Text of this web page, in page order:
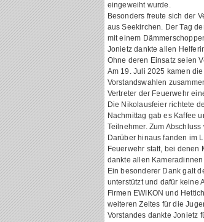
eingeweiht wurde.
Besonders freute sich der
aus Seekirchen. Der Tag
mit einem
Jonietz dankte allen
Ohne deren Einsatz seien
Am 19. Juli 2025 kamen
Vorstandswahlen
Vertreter der Feuerwehr
Die Nikolausfeier richtete
Nachmittag gab es Kaffee
Teilnehmer. Zum
Darüber hinaus fanden im
Feuerwehr statt, bei
dankte allen
Ein besonderer Dank galt
unterstützt und dafür keine
Firmen EWIKON und
weiteren Zeltes für die
Vorstandes dankte Jonietz